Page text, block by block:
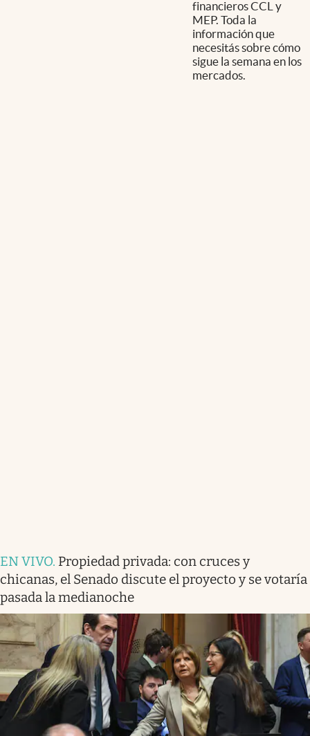
financieros CCL y
MEP. Toda la
información que
necesitás sobre cómo
sigue la semana en los
mercados.
EN VIVO. Propiedad privada: con cruces y
chicanas, el Senado discute el proyecto y se votaría
pasada la medianoche